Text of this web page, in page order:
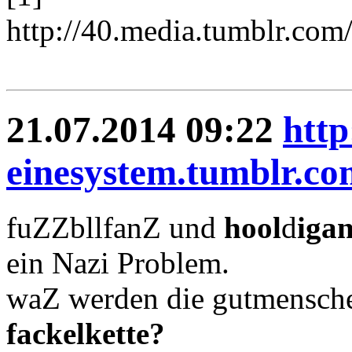
http://
21.07.2014 09:22
fuZZbllfanZ und hoold
ein Nazi Problem.
waZ werden die
fackelkette?